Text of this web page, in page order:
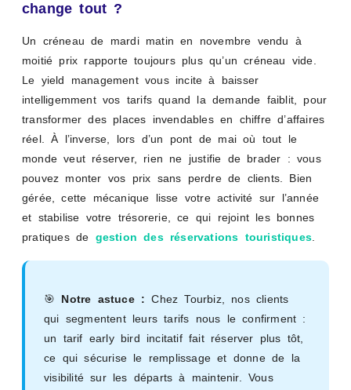
change tout ?
Un créneau de mardi matin en novembre vendu à
moitié prix rapporte toujours plus qu’un créneau vide.
Le yield management vous incite à baisser
intelligemment vos tarifs quand la demande faiblit, pour
transformer des places invendables en chiffre d’affaires
réel. À l’inverse, lors d’un pont de mai où tout le
monde veut réserver, rien ne justifie de brader : vous
pouvez monter vos prix sans perdre de clients. Bien
gérée, cette mécanique lisse votre activité sur l’année
et stabilise votre trésorerie, ce qui rejoint les bonnes
pratiques de gestion des réservations touristiques
🎯 Notre astuce : Chez Tourbiz, nos clients
qui segmentent leurs tarifs nous le confirment :
un tarif early bird incitatif fait réserver plus tôt,
ce qui sécurise le remplissage et donne de la
visibilité sur les départs à maintenir. Vous